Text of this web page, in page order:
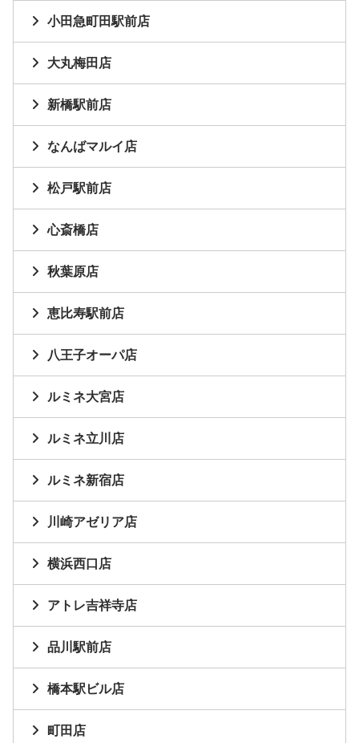
小田急町田駅前店
大丸梅田店
新橋駅前店
なんばマルイ店
松戸駅前店
心斎橋店
秋葉原店
恵比寿駅前店
八王子オーパ店
ルミネ大宮店
ルミネ立川店
ルミネ新宿店
川崎アゼリア店
横浜西口店
アトレ吉祥寺店
品川駅前店
橋本駅ビル店
町田店